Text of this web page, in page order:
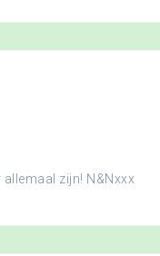
zijn! N&Nxxx